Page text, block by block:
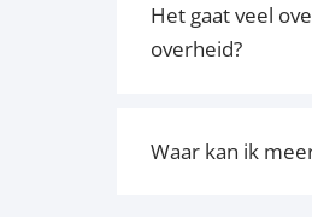
Het gaat veel
overheid?
Waar kan ik